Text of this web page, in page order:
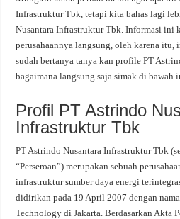
Infrastruktur Tbk, tetapi kita bahas lagi
Nusantara Infrastruktur Tbk. Informasi ini
perusahaannya langsung, oleh karena
sudah bertanya tanya kan profile PT
bagaimana langsung saja simak di bawah
Profil PT Astrindo
Infrastruktur Tbk
PT Astrindo Nusantara Infrastruktur Tbk
“Perseroan”) merupakan sebuah
infrastruktur sumber daya energi
didirikan pada 19 April 2007 dengan
Technology di Jakarta. Berdasarkan Akta